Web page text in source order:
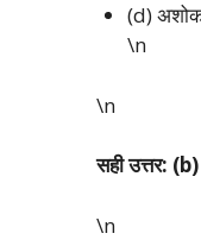
(d)
\n
\n
सही उत्तर:
\n